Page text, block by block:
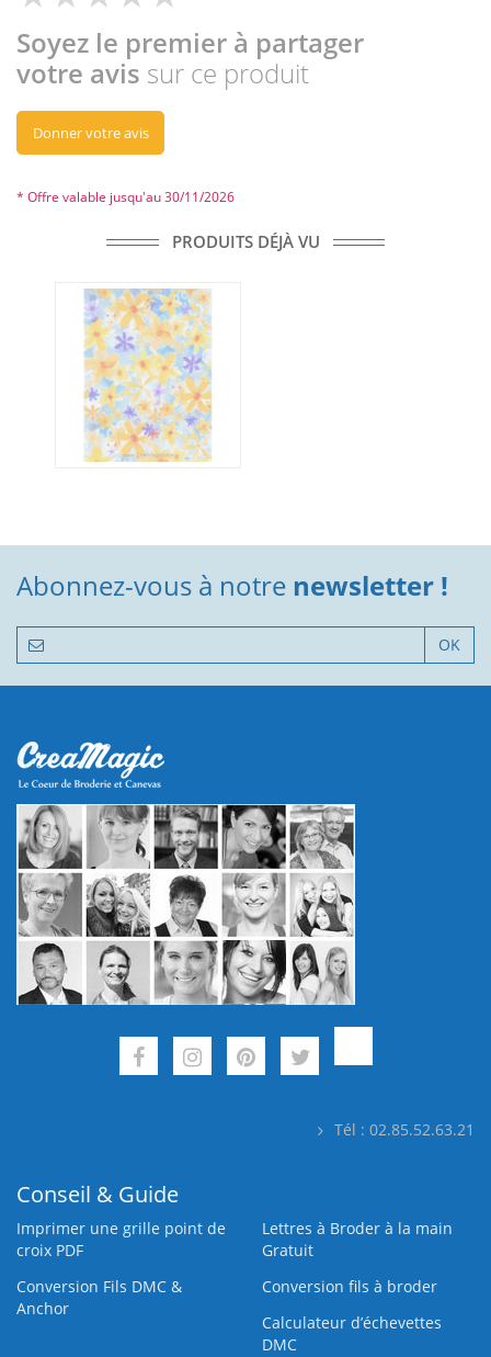
Soyez le premier à partager
votre avis sur ce produit
Donner votre avis
* Offre valable jusqu'au 30/11/2026
PRODUITS DÉJÀ VU
Abonnez-vous à notre newsletter !
OK
Tél : 02.85.52.63.21
Conseil & Guide
Imprimer une grille point de
croix PDF
Lettres à Broder à la main
Gratuit
Conversion Fils DMC &
Anchor
Conversion fils à broder
Calculateur d’échevettes
DMC